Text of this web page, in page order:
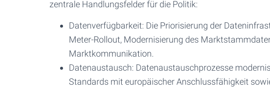
zentrale Handlungsfelder für die Politik:
Datenverfügbarkeit: Die Priorisierung der
Meter-Rollout, Modernisierung des
Marktkommunikation.
Datenaustausch: Datenaustauschprozesse
Standards mit europäischer Anschlussfähigkeit